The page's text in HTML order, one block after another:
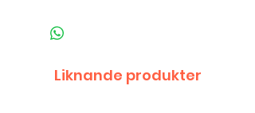
Liknande produkter